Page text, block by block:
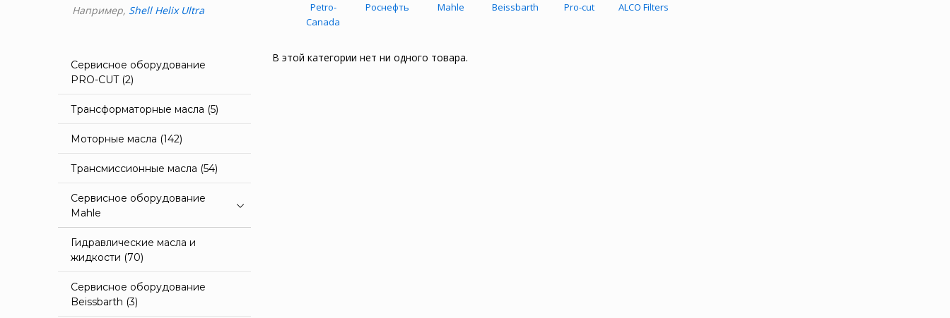
Например, Shell Helix Ultra
Petro-
Canada
Роснефть Mahle Beissbarth Pro-cut ALCO Filters
Сервисное оборудование
PRO-CUT (2)
Трансформаторные масла (5)
Моторные масла (142)
Трансмиссионные масла (54)
Сервисное оборудование
Mahle
Гидравлические масла и
жидкости (70)
Сервисное оборудование
Beissbarth (3)
В этой категории нет ни одного товара.